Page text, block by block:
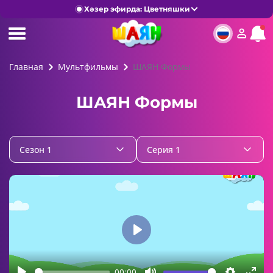
Хәзер эфирда: Цветняшки
Главная Мультфильмы ШАЯН Формы
ШАЯН Формы
Сезон 1 Серия 1
Play